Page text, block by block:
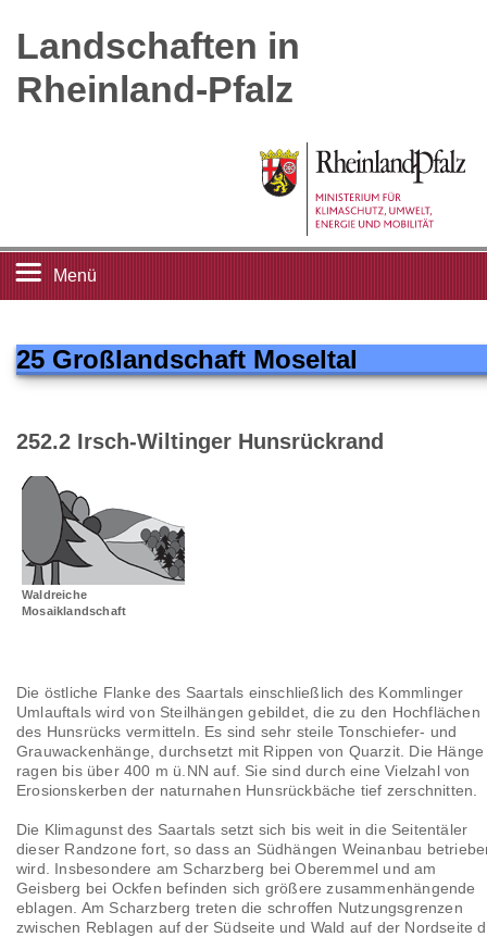
Landschaften in
Rheinland-Pfalz
Menü
Landschaftsleitbilder
Großlandschaften
Landschaftsräume
Glossar
25 Großlandschaft Moseltal
252.2 Irsch-Wiltinger Hunsrückrand
Waldreiche
Mosaiklandschaft
Die östliche Flanke des Saartals einschließlich des Kommlinger
Umlauftals wird von Steilhängen gebildet, die zu den Hochflächen
des Hunsrücks vermitteln. Es sind sehr steile Tonschiefer- und
Grauwackenhänge, durchsetzt mit Rippen von Quarzit. Die Hänge
ragen bis über 400 m ü.NN auf. Sie sind durch eine Vielzahl von
Erosionskerben der naturnahen Hunsrückbäche tief zerschnitten.
Die Klimagunst des Saartals setzt sich bis weit in die Seitentäler
dieser Randzone fort, so dass an Südhängen Weinanbau
wird. Insbesondere am Scharzberg bei Oberemmel und am
Geisberg bei Ockfen befinden sich größere zusammenhängende
eblagen. Am Scharzberg treten die schroffen Nutzungsgrenzen
zwischen Reblagen auf der Südseite und Wald auf der Nordseite